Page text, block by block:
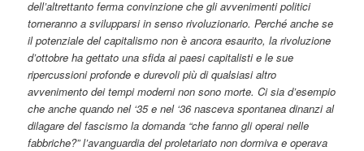
dell’altrettanto ferma convinzione che gli avvenimenti politici
torneranno a svilupparsi in senso rivoluzionario. Perché anche se
il potenziale del capitalismo non è ancora esaurito, la rivoluzione
d’ottobre ha gettato una sfida ai paesi capitalisti e le sue
ripercussioni profonde e durevoli più di qualsiasi altro
avvenimento dei tempi moderni non sono morte. Ci sia d’esempio
che anche quando nel ‘35 e nel ‘36 nasceva spontanea dinanzi al
dilagare del fascismo la domanda “che fanno gli operai nelle
fabbriche?” l’avanguardia del proletariato non dormiva e operava